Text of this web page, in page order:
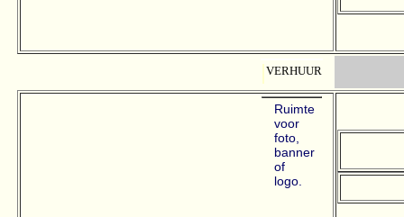
VERHUUR
Ruimte
voor
foto,
banner
of
logo.